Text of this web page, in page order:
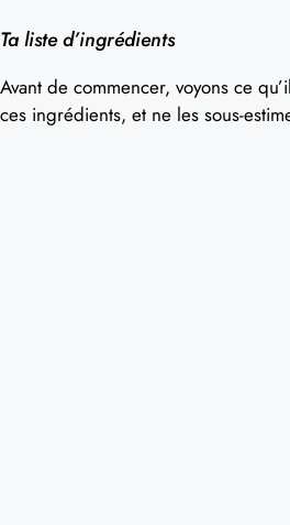
Ta liste d’ingrédients
Avant de commencer, voyons ce
ces ingrédients, et ne les sous-